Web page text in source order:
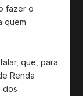
fazer o
quem
que, para
Renda
dos